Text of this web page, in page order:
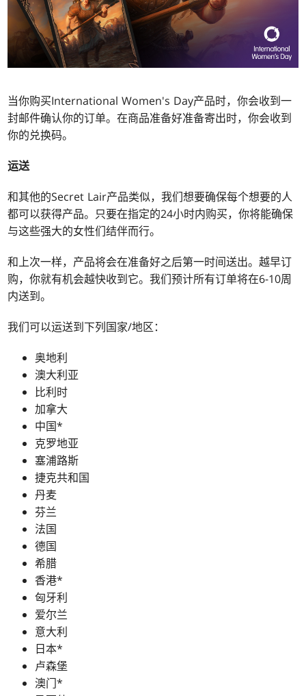
当你购买International Women's Day产品时，你会收到一
封邮件确认你的订单。在商品准备好准备寄出时，你会收到
你的兑换码。
运送
和其他的Secret Lair产品类似，我们想要确保每个想要的人
都可以获得产品。只要在指定的24小时内购买，你将能确保
与这些强大的女性们结伴而行。
和上次一样，产品将会在准备好之后第一时间送出。越早订
购，你就有机会越快收到它。我们预计所有订单将在6-10周
内送到。
我们可以运送到下列国家/地区：
奥地利
澳大利亚
比利时
加拿大
中国*
克罗地亚
塞浦路斯
捷克共和国
丹麦
芬兰
法国
德国
希腊
香港*
匈牙利
爱尔兰
意大利
日本*
卢森堡
澳门*